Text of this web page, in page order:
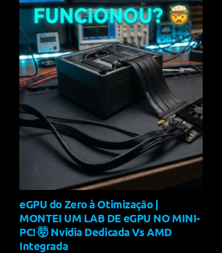
eGPU do Zero à Otimização |
MONTEI UM LAB DE eGPU NO MINI-
PC! 🤯 Nvidia Dedicada Vs AMD
Integrada